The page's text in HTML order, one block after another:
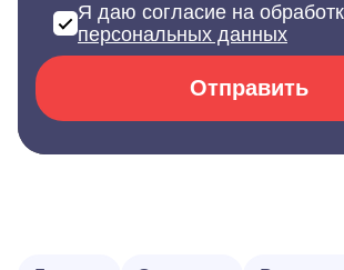
Я даю согласие на
персональных данных
Отправить